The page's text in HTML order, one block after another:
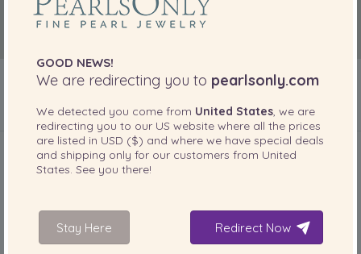
INCLUSO CON IL PRODOTTO
GOOD NEWS!
We are redirecting you to pearlsonly.com
We detected you come from United States, we are
redirecting you to our US website where all the prices
are listed in USD ($) and where we have special deals
and shipping only for our customers from United
States. See you there!
Stay Here Redirect Now